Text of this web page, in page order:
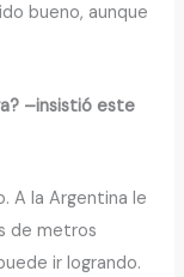
bueno, aunque
–insistió este
A la Argentina le
de metros
ir logrando.